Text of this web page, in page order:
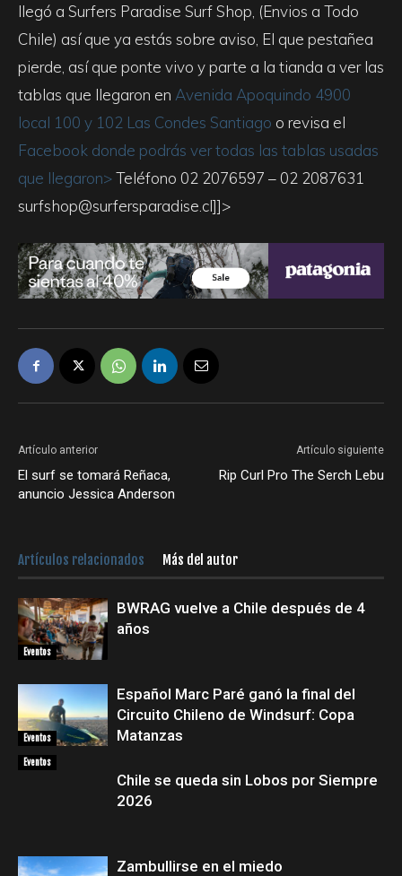
llegó a Surfers Paradise Surf Shop, (Envios a Todo
Chile) así que ya estás sobre aviso, El que pestañea
pierde, así que ponte vivo y parte a la tianda a ver las
tablas que llegaron en Avenida Apoquindo 4900
local 100 y 102 Las Condes Santiago o revisa el
Facebook donde podrás ver todas las tablas usadas
que llegaron>Teléfono 02 2076597 – 02 2087631
surfshop@surfersparadise.cl]]>
Artículo anterior
El surf se tomará Reñaca,
anuncio Jessica Anderson
Artículo siguiente
Rip Curl Pro The Serch Lebu
Artículos relacionados Más del autor
Eventos
BWRAG vuelve a Chile después de 4
años
Eventos
Español Marc Paré ganó la final del
Circuito Chileno de Windsurf: Copa
Matanzas
Eventos
Chile se queda sin Lobos por Siempre
2026
Zambullirse en el miedo